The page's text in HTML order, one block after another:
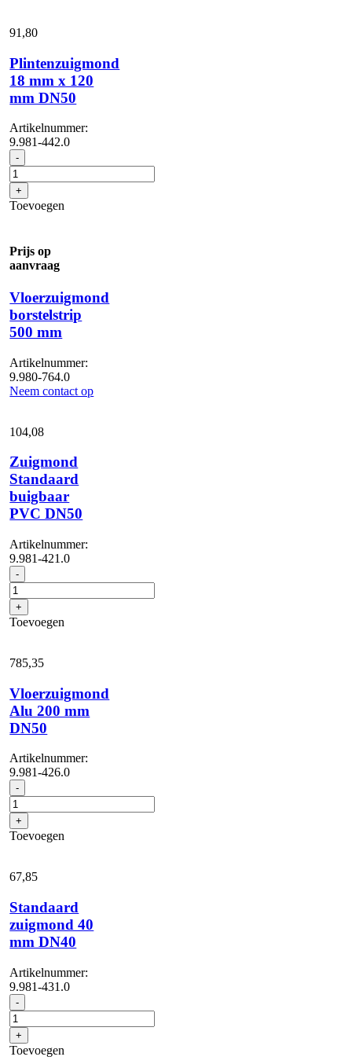
91,80
Plintenzuigmond
18 mm x 120
mm DN50
Artikelnummer:
9.981-442.0
- Plintenzuigmond
18
mm
x
120
aantal
+
Toevoegen
Prijs op
aanvraag
Vloerzuigmond
borstelstrip
500 mm
Artikelnummer:
9.980-764.0
Neem contact op
104,08
Zuigmond
Standaard
buigbaar
PVC DN50
Artikelnummer:
9.981-421.0
- Zuigmond
Standaard
buigbaar
PVC
DN50
+
Toevoegen
785,35
Vloerzuigmond
Alu 200 mm
DN50
Artikelnummer:
9.981-426.0
- Vloerzuigmond
Alu
200
mm
DN50
+
Toevoegen
67,85
Standaard
zuigmond 40
mm DN40
Artikelnummer:
9.981-431.0
- Standaard
zuigmond
40
mm
DN40
+
Toevoegen